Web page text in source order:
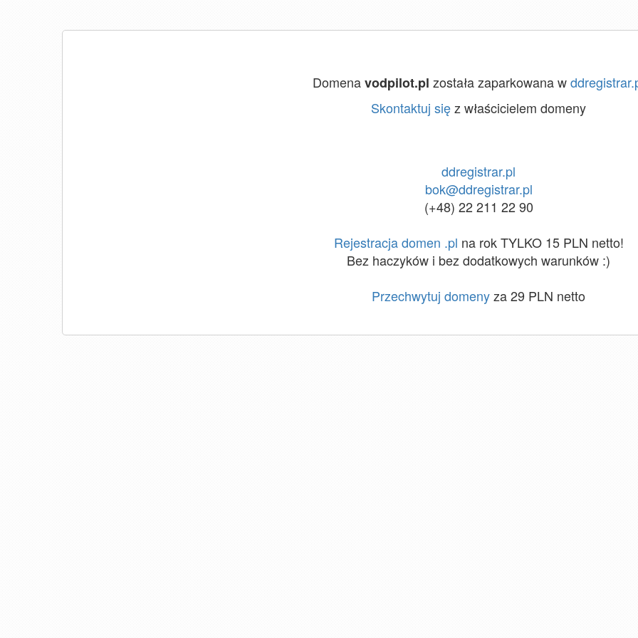
Domenavodpilot.pl została zaparkowana w
Skontaktuj sięz właścicielem domeny
ddregistrar.pl
bok@ddregistrar.pl
(+48) 22 211 22 90
Rejestracja domen .pl na rok TYLKO 15 PLN netto!
Bez haczyków i bez dodatkowych warunków :)
Przechwytuj domenyza 29 PLN netto